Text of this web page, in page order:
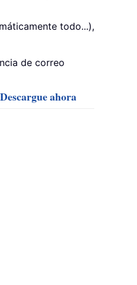
todo...),
de correo
Descargue ahora